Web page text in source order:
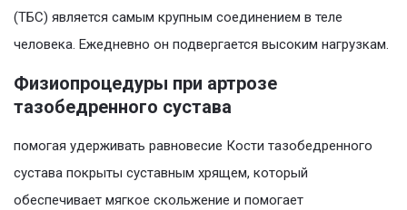
(ТБС) является самым крупным соединением в теле
человека. Ежедневно он подвергается высоким нагрузкам.
Физиопроцедуры при артрозе
тазобедренного сустава
помогая удерживать равновесие Кости тазобедренного
сустава покрыты суставным хрящем, который
обеспечивает мягкое скольжение и помогает